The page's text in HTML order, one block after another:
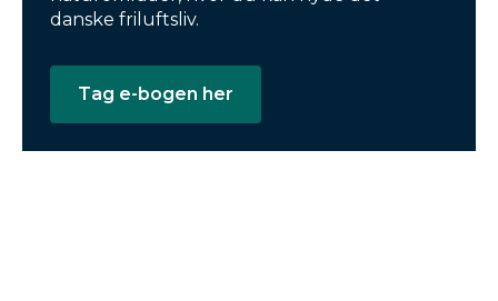
danske friluftsliv.
Tag e-bogen her